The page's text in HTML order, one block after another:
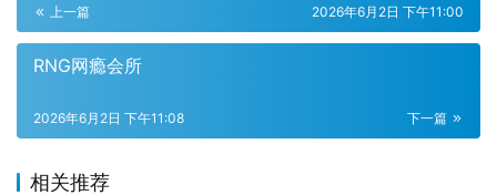
上一篇 2026年6月2日 下午11:00
RNG网瘾会所
下一篇
2026年6月2日 下午11:08
相关推荐